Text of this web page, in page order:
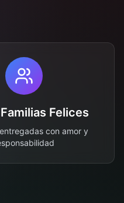
Felices
con amor y